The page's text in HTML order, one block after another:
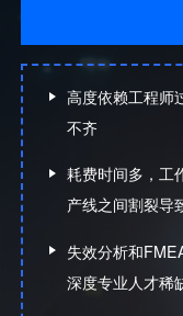
高度依赖工程师
不齐
耗费时间多，工
产线之间割裂导
失效分析和
深度专业人才稀